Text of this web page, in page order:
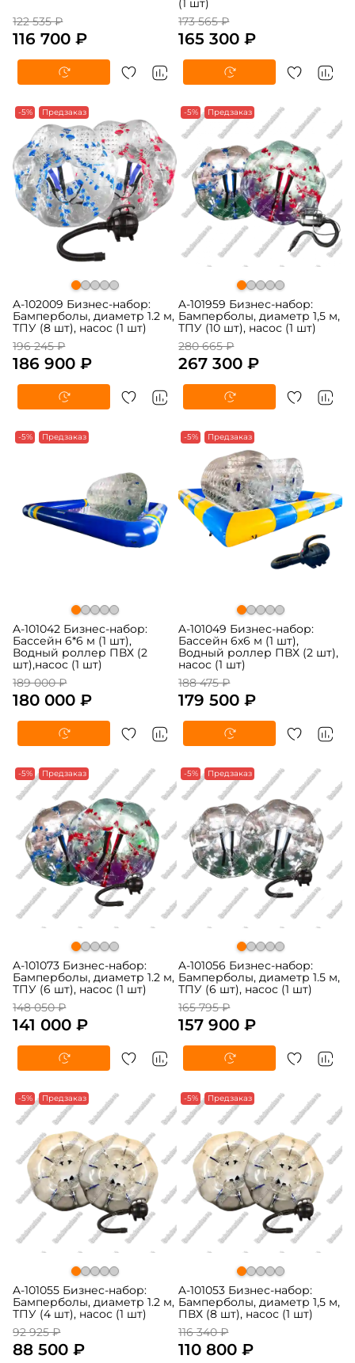
122 535 ₽
116 700 ₽
(1 шт)
173 565 ₽
165 300 ₽
-5% Предзаказ
A-102009 Бизнес-набор:
Бамперболы, диаметр 1.2 м,
ТПУ (8 шт), насос (1 шт)
196 245 ₽
186 900 ₽
-5% Предзаказ
A-101959 Бизнес-набор:
Бамперболы, диаметр 1,5 м,
ТПУ (10 шт), насос (1 шт)
280 665 ₽
267 300 ₽
-5% Предзаказ
A-101042 Бизнес-набор:
Бассейн 6*6 м (1 шт),
Водный роллер ПВХ (2
шт),насос (1 шт)
189 000 ₽
180 000 ₽
-5% Предзаказ
A-101049 Бизнес-набор:
Бассейн 6x6 м (1 шт),
Водный роллер ПВХ (2 шт),
насос (1 шт)
188 475 ₽
179 500 ₽
-5% Предзаказ
A-101073 Бизнес-набор:
Бамперболы, диаметр 1.2 м,
ТПУ (6 шт), насос (1 шт)
148 050 ₽
141 000 ₽
-5% Предзаказ
A-101056 Бизнес-набор:
Бамперболы, диаметр 1.5 м,
ТПУ (6 шт), насос (1 шт)
165 795 ₽
157 900 ₽
-5% Предзаказ
A-101055 Бизнес-набор:
Бамперболы, диаметр 1.2 м,
ТПУ (4 шт), насос (1 шт)
92 925 ₽
88 500 ₽
-5% Предзаказ
A-101053 Бизнес-набор:
Бамперболы, диаметр 1,5 м,
ПВХ (8 шт), насос (1 шт)
116 340 ₽
110 800 ₽